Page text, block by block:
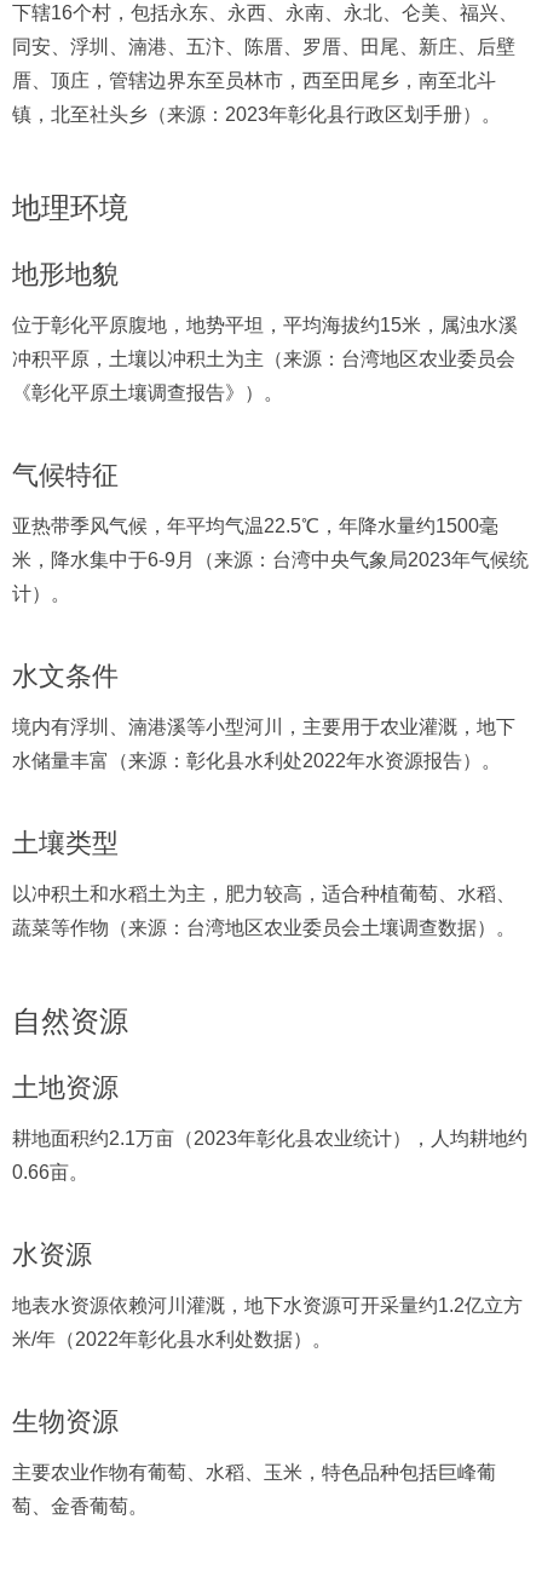
下辖16个村，包括永东、永西、永南、永北、仑美、福兴、
同安、浮圳、湳港、五汴、陈厝、罗厝、田尾、新庄、后壁
厝、顶庄，管辖边界东至员林市，西至田尾乡，南至北斗
镇，北至社头乡（来源：2023年彰化县行政区划手册）。
地理环境
地形地貌
位于彰化平原腹地，地势平坦，平均海拔约15米，属浊水溪
冲积平原，土壤以冲积土为主（来源：台湾地区农业委员会
《彰化平原土壤调查报告》）。
气候特征
亚热带季风气候，年平均气温22.5℃，年降水量约1500毫
米，降水集中于6-9月（来源：台湾中央气象局2023年气候统
计）。
水文条件
境内有浮圳、湳港溪等小型河川，主要用于农业灌溉，地下
水储量丰富（来源：彰化县水利处2022年水资源报告）。
土壤类型
以冲积土和水稻土为主，肥力较高，适合种植葡萄、水稻、
蔬菜等作物（来源：台湾地区农业委员会土壤调查数据）。
自然资源
土地资源
耕地面积约2.1万亩（2023年彰化县农业统计），人均耕地约
0.66亩。
水资源
地表水资源依赖河川灌溉，地下水资源可开采量约1.2亿立方
米/年（2022年彰化县水利处数据）。
生物资源
主要农业作物有葡萄、水稻、玉米，特色品种包括巨峰葡
萄、金香葡萄。